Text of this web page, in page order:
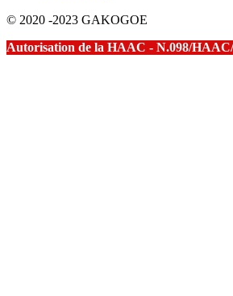
© 2020 -2023 GAKOGOE
Autorisation de la HAAC - N.098/